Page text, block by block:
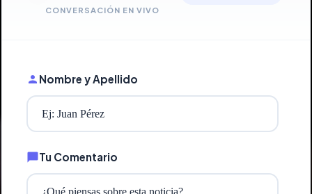
CONVERSACIÓN EN VIVO
Nombre y Apellido
Tu Comentario